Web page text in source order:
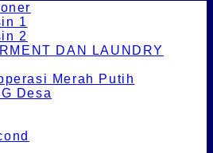
1
2
DAN LAUNDRY
Merah Putih
Desa